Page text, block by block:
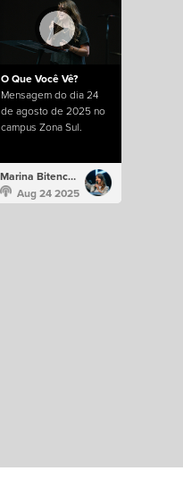
O Que Você Vê?
Mensagem do dia 24
de agosto de 2025 no
campus Zona Sul.
Marina Bitencourt
Aug 24 2025